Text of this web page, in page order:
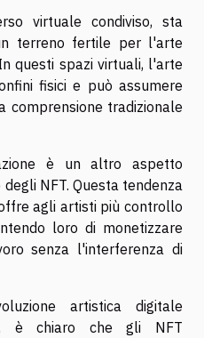
virtuale condiviso, sta
terreno fertile per l'arte
questi spazi virtuali, l'arte
fisici e può assumere
comprensione tradizionale
è un altro aspetto
NFT. Questa tendenza
agli artisti più controllo
loro di monetizzare
senza l'interferenza di
artistica digitale
è chiaro che gli NFT